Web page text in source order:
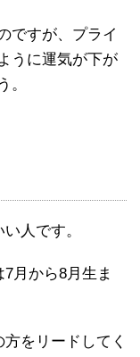
ですが、プライ
うに運気が下が
。
人です。
月から8月生ま
をリードしてく